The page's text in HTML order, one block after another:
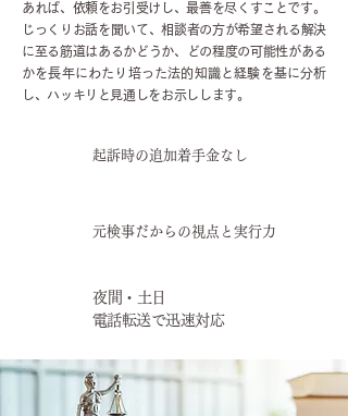
あれば、依頼をお引受けし、最善を尽くすことです。
じっくりお話を聞いて、相談者の方が希望される解決
に至る筋道はあるかどうか、どの程度の可能性がある
かを長年にわたり培った法的知識と経験を基に分析
し、ハッキリと見通しをお示しします。
起訴時の追加着手金なし
​元検事だからの視点と実行力
​夜間・土日
電話転送で迅速対応